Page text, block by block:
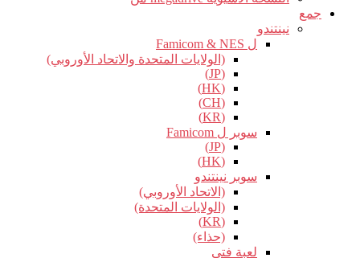
جمع
نينتندو
ل Famicom & NES
(الولايات المتحدة والاتحاد الأوروبي)
(JP)
(HK)
(CH)
(KR)
سوبر ل Famicom
(JP)
(HK)
سوبر نينتندو
(الاتحاد الأوروبي)
(الولايات المتحدة)
(KR)
(حذاء)
لعبة فتى